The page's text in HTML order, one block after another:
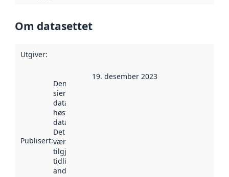
Om datasettet
Utgiver:
Publisert:
Denne datoen
sier når
datasettet ble
høstet av
data.norge.no.
Det kan ha
vært
tilgjengelig
tidligere
andre steder.
19. desember 2023